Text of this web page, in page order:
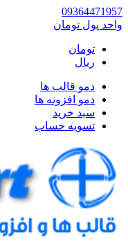
09364471957
واحد پول تومان
تومان
ریال
دمو قالب ها
دمو افزونه ها
سبد خرید
تسویه حساب